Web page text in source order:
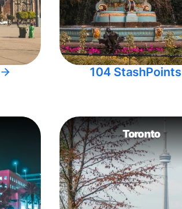
104 StashPoints
Toronto